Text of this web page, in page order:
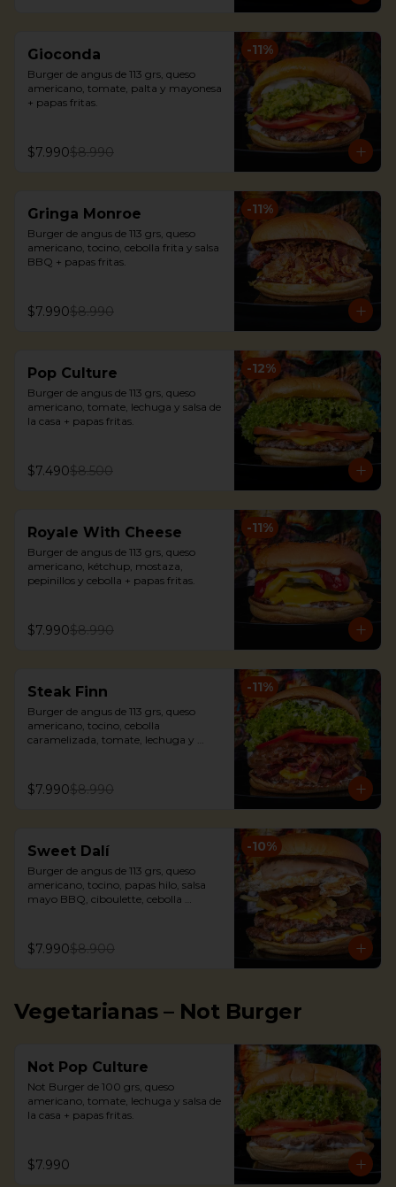
-11%
Gioconda
Burger de angus de 113 grs, queso
americano, tomate, palta y mayonesa
+ papas fritas.
$7.990$8.990
-11%
Gringa Monroe
Burger de angus de 113 grs, queso
americano, tocino, cebolla frita y salsa
BBQ + papas fritas.
$7.990$8.990
-12%
Pop Culture
Burger de angus de 113 grs, queso
americano, tomate, lechuga y salsa de
la casa + papas fritas.
$7.490$8.500
-11%
Royale With Cheese
Burger de angus de 113 grs, queso
americano, kétchup, mostaza,
pepinillos y cebolla + papas fritas.
$7.990$8.990
-11%
Steak Finn
Burger de angus de 113 grs, queso
americano, tocino, cebolla
caramelizada, tomate, lechuga y
$7.990$8.990
-10%
Sweet Dalí
Burger de angus de 113 grs, queso
americano, tocino, papas hilo, salsa
mayo BBQ, ciboulette, cebolla
$7.990$8.900
Vegetarianas – Not Burger
Not Pop Culture
Not Burger de 100 grs, queso
americano, tomate, lechuga y salsa de
la casa + papas fritas.
$7.990